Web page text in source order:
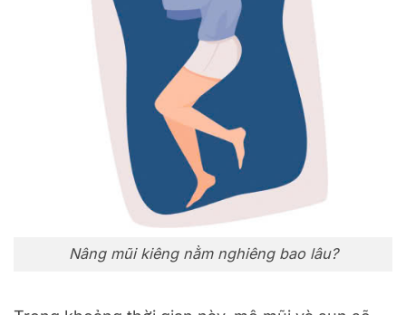
Nâng mũi kiêng nằm nghiêng bao lâu?